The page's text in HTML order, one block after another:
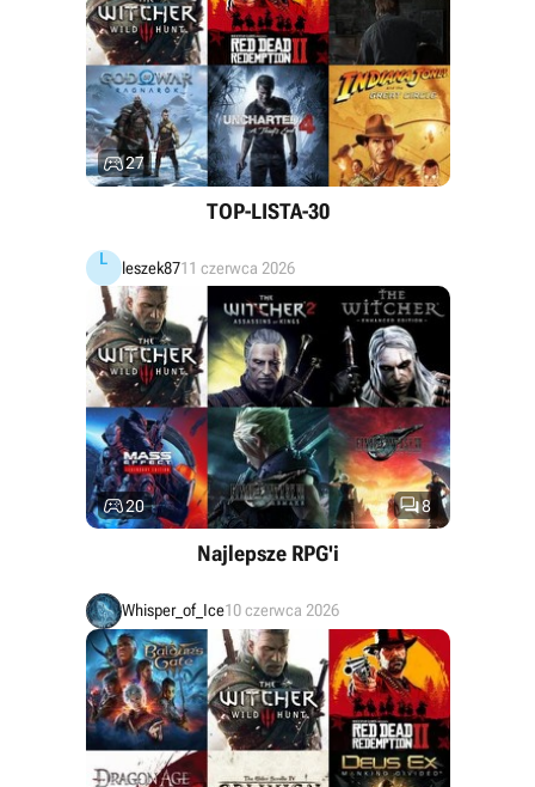
27
TOP-LISTA-30
L leszek8711 czerwca 2026
8
20
Najlepsze RPG'i
Whisper_of_Ice10 czerwca 2026